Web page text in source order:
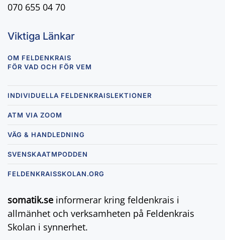
070 655 04 70
Viktiga Länkar
OM FELDENKRAIS
FÖR VAD OCH FÖR VEM
INDIVIDUELLA FELDENKRAISLEKTIONER
ATM VIA ZOOM
VÄG & HANDLEDNING
SVENSKAATMPODDEN
FELDENKRAISSKOLAN.ORG
somatik.se informerar kring feldenkrais i
allmänhet och verksamheten på Feldenkrais
Skolan i synnerhet.